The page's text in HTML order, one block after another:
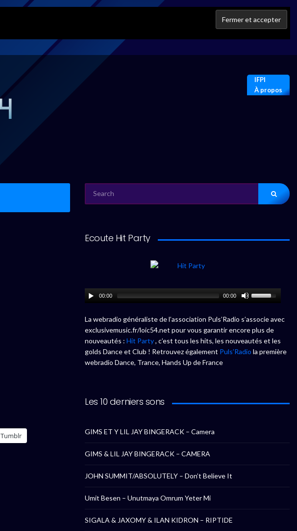
IFPI
À propos
Tumblr
FOR:
Ecoute Hit Party
00:00 00:00
La webradio généraliste de l’association Puls’Radio s’associe avec
exclusivemusic.fr/loic54.net pour vous garantir encore plus de
nouveautés : Hit Party, c’est tous les hits, les nouveautés et les
golds Dance et Club ! Retrouvez également Puls’Radio la première
webradio Dance, Trance, Hands Up de France
Les 10 derniers sons
GIMS ET Y LIL JAY BINGERACK – Camera
GIMS & LIL JAY BINGERACK – CAMERA
JOHN SUMMIT/ABSOLUTELY – Don’t Believe It
Umit Besen – Unutmaya Omrum Yeter Mi
SIGALA & JAXOMY & ILAN KIDRON – RIPTIDE